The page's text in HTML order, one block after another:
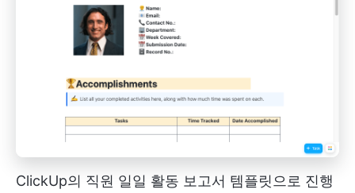
ClickUp의 직원 일일 활동 보고서 템플릿으로 진행